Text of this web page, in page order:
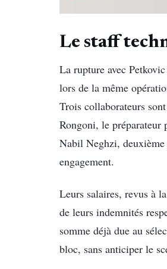
Le staff
La rupture avec
lors de la même
Trois collaborateurs
Rongoni, le préparateur
Nabil Neghzi,
engagement.
Leurs salaires, revus à
de leurs indemnités
somme déjà due au
bloc, sans anticiper le